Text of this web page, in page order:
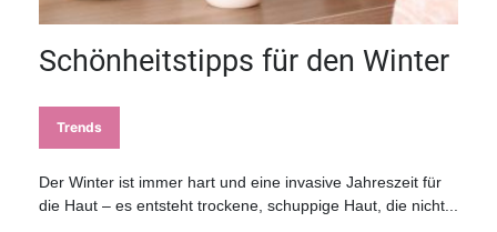
Schönheitstipps für den Winter
Trends
Der Winter ist immer hart und eine invasive Jahreszeit für
die Haut – es entsteht trockene, schuppige Haut, die nicht...